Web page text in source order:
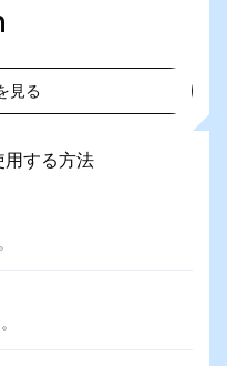
見る
する方法